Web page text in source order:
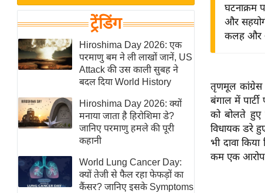
यंग इंडिया
साहित्य जगत
ऑटो वर्ल्ड
न्यूज ब्रीफ
मनोरंजन जगत
बॉलीवुड
हॉलीवुड
फिल्म समीक्षा
News
लाइफस्टाइल
ट्रेंडिंग
Hiroshima Day 2026: एक
परमाणु बम ने ली लाखों जानें, US
Attack की उस काली सुबह ने
बदल दिया World History
Hiroshima Day 2026: क्यों
मनाया जाता है हिरोशिमा डे?
जानिए परमाणु हमले की पूरी
कहानी
World Lung Cancer Day:
क्यों तेजी से फैल रहा फेफड़ों का
कैंसर? जानिए इसके Symptoms
घटनाक्रम
और
कलह और
तृणमूल कांग्रेस
बंगाल में
को बोलते हुए
विधायक डरे
भी दावा
कम एक आरोप